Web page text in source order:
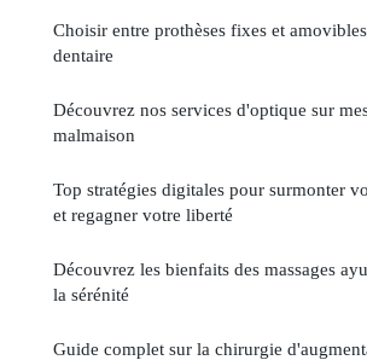
Choisir entre prothèses fixes et
dentaire
Découvrez nos services d'optique sur
malmaison
Top stratégies digitales pour surmonter
et regagner votre liberté
Découvrez les bienfaits des massages
la sérénité
Guide complet sur la chirurgie